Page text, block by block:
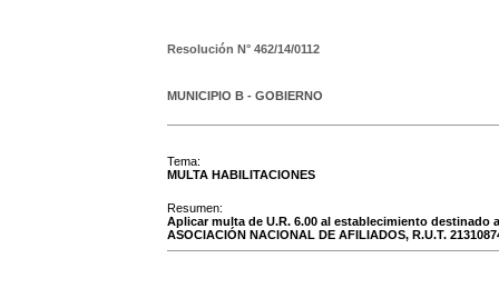
Resolución N° 462/14/0112
MUNICIPIO B - GOBIERNO
Tema:
MULTA HABILITACIONES
Resumen:
Aplicar multa de U.R. 6.00 al establecimiento destinado
ASOCIACIÓN NACIONAL DE AFILIADOS, R.U.T.